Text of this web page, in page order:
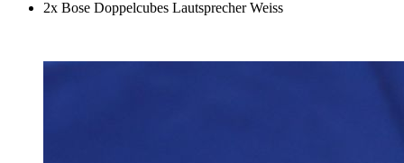
2x Bose Doppelcubes Lautsprecher Weiss